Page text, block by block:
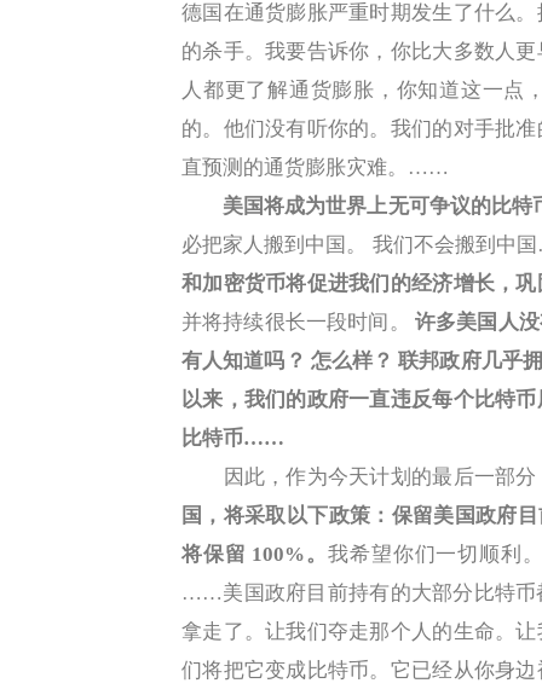
德国在通货膨胀严重时期发生了什么
的杀手。我要告诉你，你比大多数人
人都更了解通货膨胀，你知道这一点
的。他们没有听你的。我们的对手批
直预测的通货膨胀灾难。……
美国将成为世界上无可争议的比
必把家人搬到中国。 我们不会搬到中
和加密货币将促进我们的经济增长，
并将持续很长一段时间。
许多美国人
有人知道吗？ 怎么样？ 联邦政府几乎
以来，我们的政府一直违反每个比特
比特币……
因此，作为今天计划的最后一部分
国，将采取以下政策：保留美国政府
将保留 100%。我希望你们一切顺利
……美国政府目前持有的大部分比特币
拿走了。让我们夺走那个人的生命。
们将把它变成比特币。它已经从你身